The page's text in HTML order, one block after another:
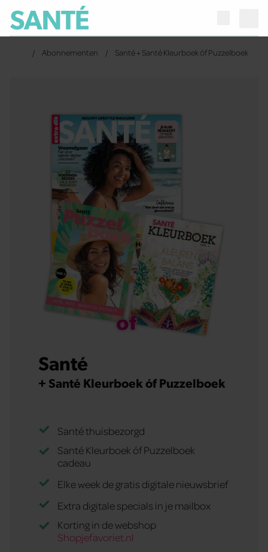
Abonnementen Santé + Santé Kleurboek óf Puzzelboek
Santé
+ Santé Kleurboek óf Puzzelboek
Santé thuisbezorgd
Santé Kleurboek óf Puzzelboek
cadeau
Elke week de gratis digitale nieuwsbrief
Extra digitale specials in je mailbox
Korting in de webshop
Shopjefavoriet.nl